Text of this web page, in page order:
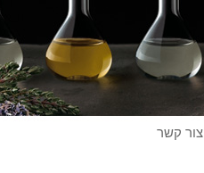
צור קשר